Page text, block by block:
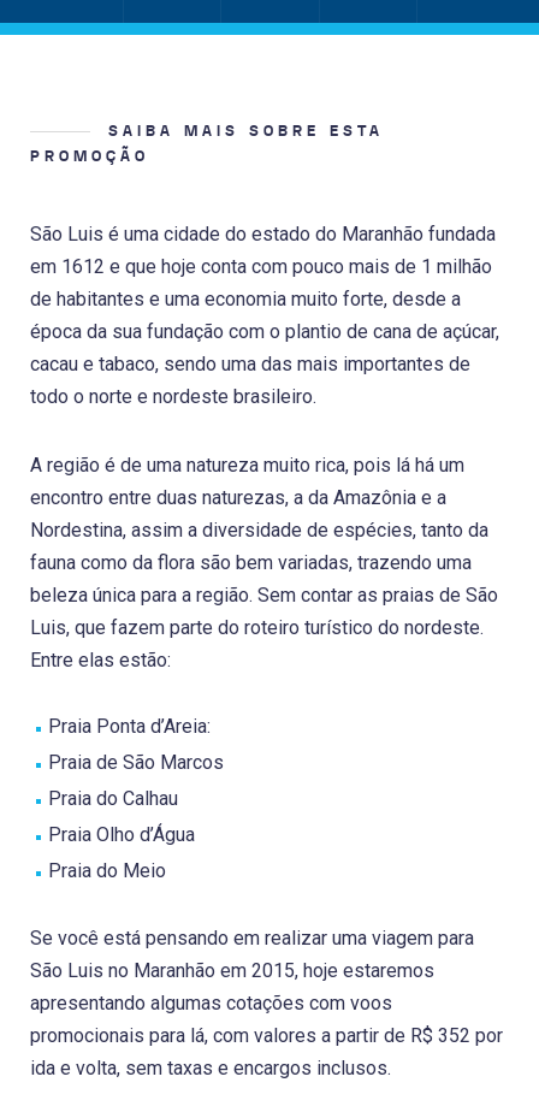
SAIBA MAIS SOBRE ESTA
PROMOÇÃO
São Luis é uma cidade do estado do Maranhão fundada
em 1612 e que hoje conta com pouco mais de 1 milhão
de habitantes e uma economia muito forte, desde a
época da sua fundação com o plantio de cana de açúcar,
cacau e tabaco, sendo uma das mais importantes de
todo o norte e nordeste brasileiro.
A região é de uma natureza muito rica, pois lá há um
encontro entre duas naturezas, a da Amazônia e a
Nordestina, assim a diversidade de espécies, tanto da
fauna como da flora são bem variadas, trazendo uma
beleza única para a região. Sem contar as praias de São
Luis, que fazem parte do roteiro turístico do nordeste.
Entre elas estão:
Praia Ponta d’Areia:
Praia de São Marcos
Praia do Calhau
Praia Olho d’Água
Praia do Meio
Se você está pensando em realizar uma viagem para
São Luis no Maranhão em 2015, hoje estaremos
apresentando algumas cotações com voos
promocionais para lá, com valores a partir de R$ 352 por
ida e volta, sem taxas e encargos inclusos.